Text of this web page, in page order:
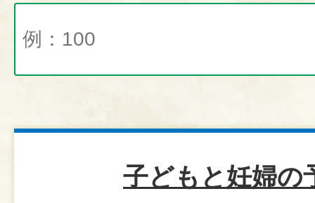
子どもと妊婦の